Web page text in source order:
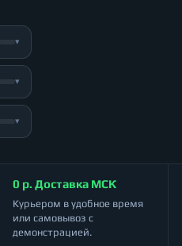
▾
▾
▾
0 р. Доставка МСК
Курьером в удобное время
или самовывоз с
демонстрацией.